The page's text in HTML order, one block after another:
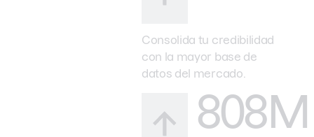
Consolida tu credibilidad
con la mayor base de
datos del mercado.
808M